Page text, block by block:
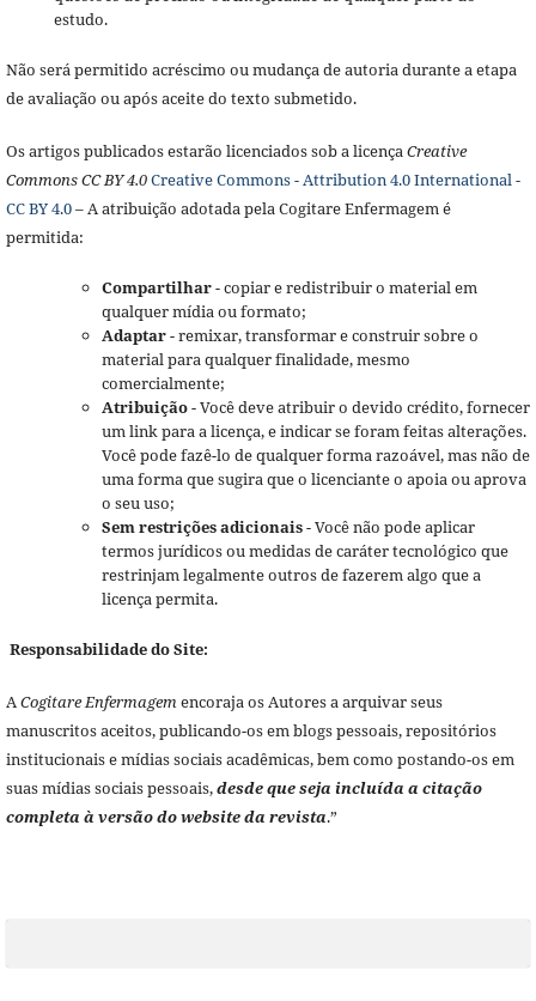
estudo.
Não será permitido acréscimo ou mudança de autoria durante a etapa
de avaliação ou após aceite do texto submetido.
Os artigos publicados estarão licenciados sob a licença Creative
Commons CC BY 4.0Creative Commons - Attribution 4.0 International -
CC BY 4.0– A atribuição adotada pela Cogitare Enfermagem é
permitida:
Compartilhar- copiar e redistribuir o material em
qualquer mídia ou formato;
Adaptar- remixar, transformar e construir sobre o
material para qualquer finalidade, mesmo
comercialmente;
Atribuição- Você deve atribuir o devido crédito, fornecer
um link para a licença, e indicar se foram feitas alterações.
Você pode fazê-lo de qualquer forma razoável, mas não de
uma forma que sugira que o licenciante o apoia ou aprova
o seu uso;
Sem restrições adicionais- Você não pode aplicar
termos jurídicos ou medidas de caráter tecnológico que
restrinjam legalmente outros de fazerem algo que a
licença permita.
Responsabilidade do Site:
ACogitare Enfermagemencoraja os Autores a arquivar seus
manuscritos aceitos, publicando-os em blogs pessoais, repositórios
institucionais e mídias sociais acadêmicas, bem como postando-os em
suas mídias sociais pessoais,desde que seja incluída a citação
completa à versão do website da revista.”